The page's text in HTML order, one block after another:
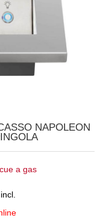
CAMINI A GAS
BARBECUE
FORNI
ACCESSORI
NAPOLEON
a gas